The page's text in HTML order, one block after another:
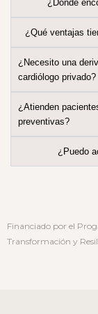
¿Dónde
¿Qué ventajas
¿Necesito una
cardiólogo privado?
¿Atienden
preventivas?
¿Puedo
Financiado por el
Transformación y